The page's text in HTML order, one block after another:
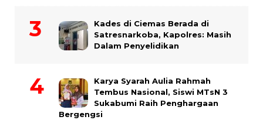
Kades di Ciemas Berada di
Satresnarkoba, Kapolres: Masih
Dalam Penyelidikan
Karya Syarah Aulia Rahmah
Tembus Nasional, Siswi MTsN 3
Sukabumi Raih Penghargaan
Bergengsi